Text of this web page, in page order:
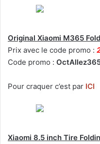
Original Xiaomi M365
Prix avec le code promo :
Code promo :
Pour craquer c’est par ICI
Xiaomi 8.5 inch Tire